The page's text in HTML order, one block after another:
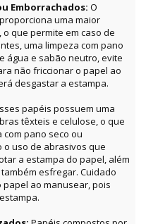
Emborrachados: O
uma maior
que permite em caso de
uma limpeza com pano
água e sabão neutro, evite
não friccionar o papel ao
desgastar a estampa.
papéis possuem uma
têxteis e celulose, o que
pano seco ou
o uso de abrasivos que
a estampa do papel, além
esfregar. Cuidado
ao manusear, pois